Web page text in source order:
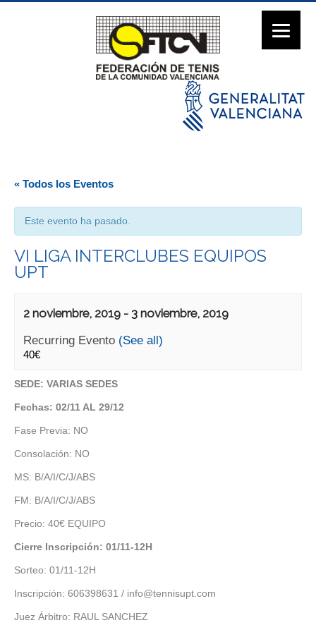
« Todos los Eventos
Este evento ha pasado.
VI LIGA INTERCLUBES EQUIPOS
UPT
2 noviembre, 2019 - 3 noviembre, 2019
Recurring Evento (See all)
40€
SEDE: VARIAS SEDES
Fechas: 02/11 AL 29/12
Fase Previa: NO
Consolación: NO
MS: B/A/I/C/J/ABS
FM: B/A/I/C/J/ABS
Precio: 40€ EQUIPO
Cierre Inscripción: 01/11-12H
Sorteo: 01/11-12H
Inscripción: 606398631 / info@tennisupt.com
Juez Árbitro: RAUL SANCHEZ